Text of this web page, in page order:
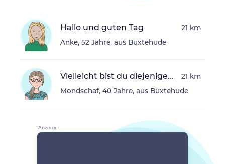
Hallo und guten Tag
Anke, 52 Jahre, aus Buxtehude
21 km
Vielleicht bist du diejenige...
Mondschaf, 40 Jahre, aus Buxtehude
21 km